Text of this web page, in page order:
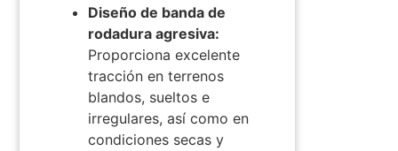
Diseño de banda de
rodadura agresiva:
Proporciona excelente
tracción en terrenos
blandos, sueltos e
irregulares, así como en
condiciones secas y